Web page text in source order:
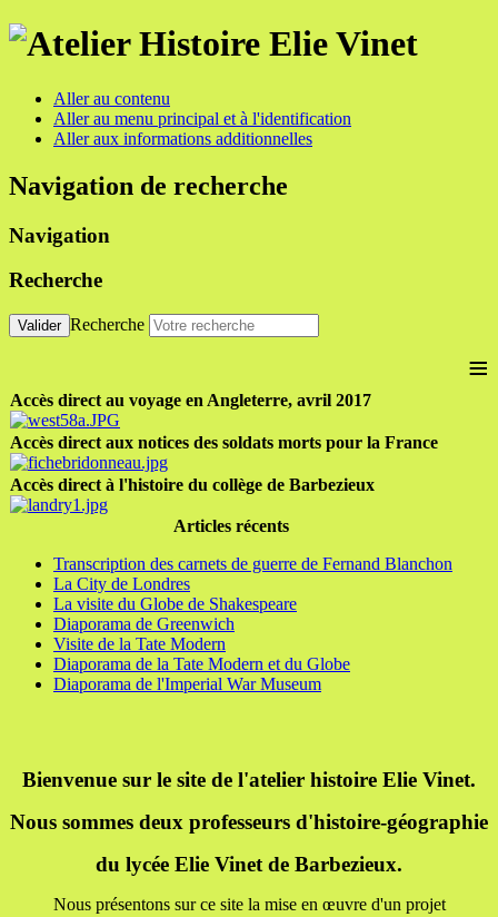
Aller au contenu
Aller au menu principal et à l'identification
Aller aux informations additionnelles
Navigation de recherche
Navigation
Recherche
Valider Recherche
≡
Accès direct au voyage en Angleterre, avril 2017
Accès direct aux notices des soldats morts pour la France
Accès direct à l'histoire du collège de Barbezieux
Articles récents
Transcription des carnets de guerre de Fernand Blanchon
La City de Londres
La visite du Globe de Shakespeare
Diaporama de Greenwich
Visite de la Tate Modern
Diaporama de la Tate Modern et du Globe
Diaporama de l'Imperial War Museum
Bienvenue sur le site de l'atelier histoire Elie Vinet.
Nous sommes deux professeurs d'histoire-géographie
du lycée Elie Vinet de Barbezieux.
Nous présentons sur ce site la mise en œuvre d'un projet